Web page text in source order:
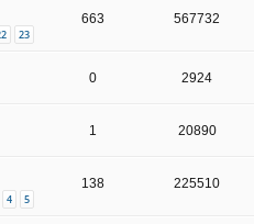
23
663 567732
0 2924
1 20890
4 5
138 225510